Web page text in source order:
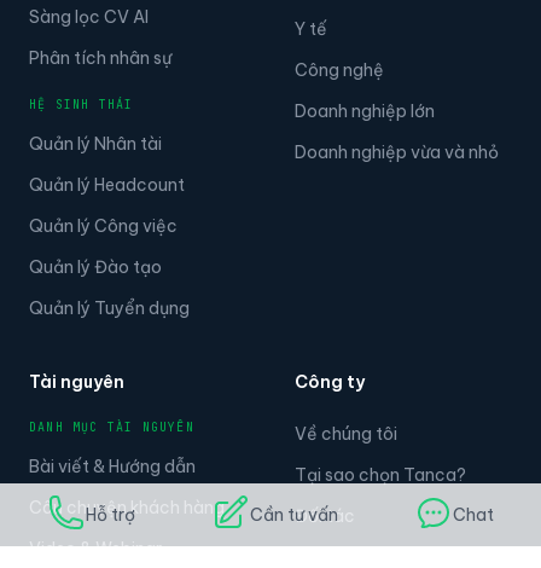
Sàng lọc CV AI
Phân tích nhân sự
HỆ SINH THÁI
Quản lý Nhân tài
Quản lý Headcount
Quản lý Công việc
Quản lý Đào tạo
Quản lý Tuyển dụng
Y tế
Công nghệ
Doanh nghiệp lớn
Doanh nghiệp vừa và nhỏ
Tài nguyên
DANH MỤC TÀI NGUYÊN
Bài viết & Hướng dẫn
Câu chuyện khách hàng
Video & Webinar
Công ty
Về chúng tôi
Tại sao chọn Tanca?
Đối tác
Hỗ trợ Cần tư vấn Chat